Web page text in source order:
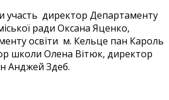
участь директор Департаменту
ради Оксана Яценко,
освіти м. Кельце пан Кароль
школи Олена Вітюк, директор
Анджей Здеб.